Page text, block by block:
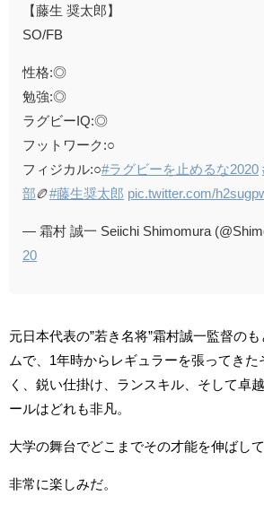
【藤生 奨太郎】
SO/FB
性格:◎
勉強:◎
ラグビーIQ:◎
フットワーク:○
フィジカル:○#ラグビーを止めるな2020
部🏉#藤生奨太郎 pic.twitter.com/
— 霜村 誠一 Seiichi Shimomura
20
元日本代表の”若き名将”霜村誠一監督の
ムで、1年時からレギュラーを張ってき
く、鋭い仕掛け、ランスキル、そして卓
ールはどれも非凡。
大学の舞台でどこまでその才能を伸ばして
非常に楽しみだ。